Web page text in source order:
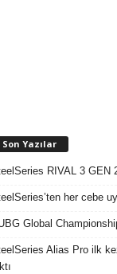
Son Yazılar
RIVAL 3 GEN
her cebe
Global
Alias Pro ilk